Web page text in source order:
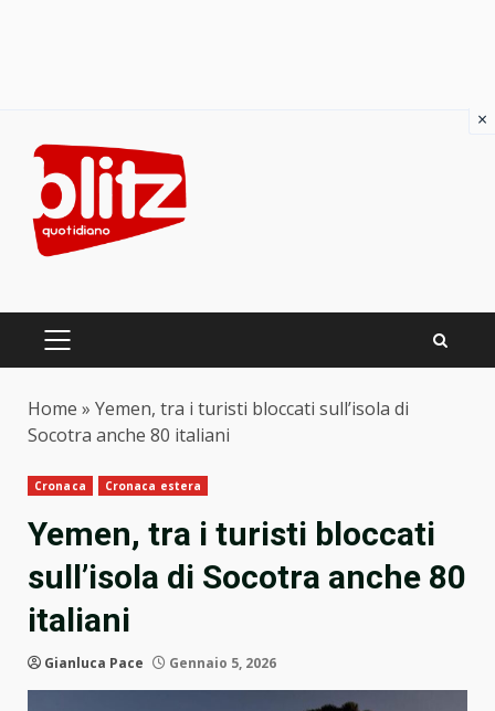
content
PRIMARY
Home » Yemen, tra i turisti bloccati sull’isola di
Socotra anche 80 italiani
Cronaca Cronaca estera
Yemen, tra i turisti bloccati
sull’isola di Socotra anche 80
italiani
Gianluca Pace Gennaio 5, 2026
×